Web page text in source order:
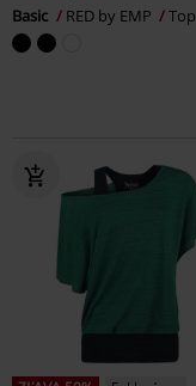
Basic RED by EMP Top